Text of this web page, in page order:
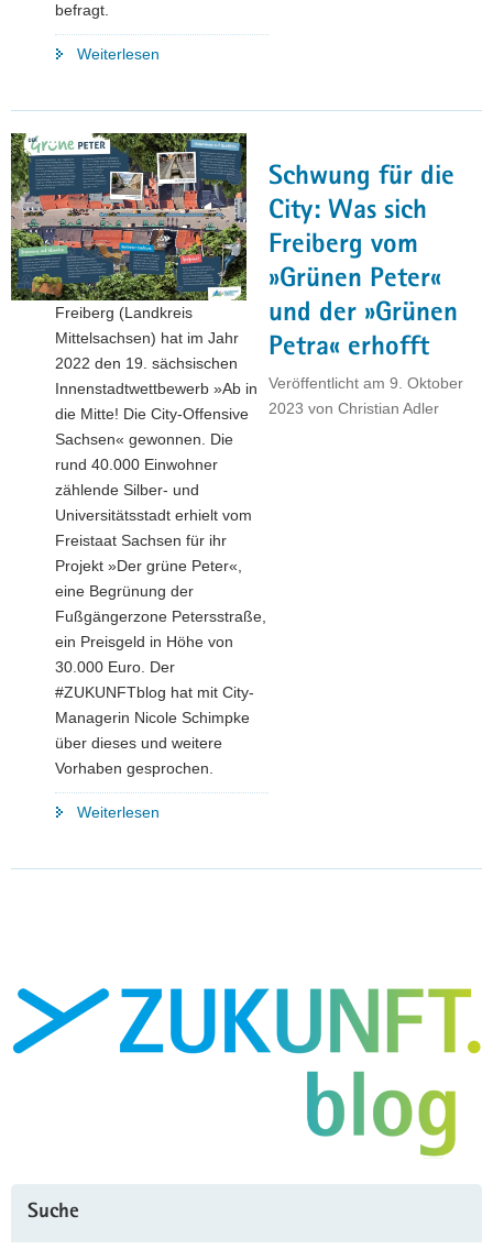
befragt.
Weiterlesen
öde
Orte
ist
in
Oederan
ein
Kraut
gewachsen"
Schwung für die
City: Was sich
Freiberg vom
»Grünen Peter«
und der »Grünen
Petra« erhofft
Veröffentlicht am 9. Oktober
2023 von Christian Adler
Freiberg (Landkreis
Mittelsachsen) hat im Jahr
2022 den 19. sächsischen
Innenstadtwettbewerb »Ab in
die Mitte! Die City-Offensive
Sachsen« gewonnen. Die
rund 40.000 Einwohner
zählende Silber- und
Universitätsstadt erhielt vom
Freistaat Sachsen für ihr
Projekt »Der grüne Peter«,
eine Begrünung der
Fußgängerzone Petersstraße,
ein Preisgeld in Höhe von
30.000 Euro. Der
#ZUKUNFTblog hat mit City-
Managerin Nicole Schimpke
über dieses und weitere
Vorhaben gesprochen.
Weiterlesen
vom
Peter«
Suche